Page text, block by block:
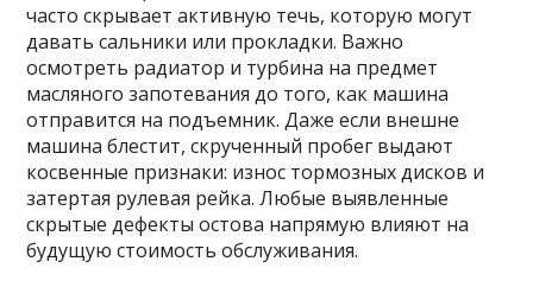
часто скрывает активную течь, которую могут
давать сальники или прокладки. Важно
осмотреть радиатор и турбина на предмет
масляного запотевания до того, как машина
отправится на подъемник. Даже если внешне
машина блестит, скрученный пробег выдают
косвенные признаки: износ тормозных дисков и
затертая рулевая рейка. Любые выявленные
скрытые дефекты остова напрямую влияют на
будущую стоимость обслуживания.